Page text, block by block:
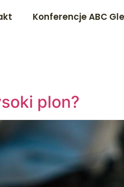
Konferencje ABC
plon?